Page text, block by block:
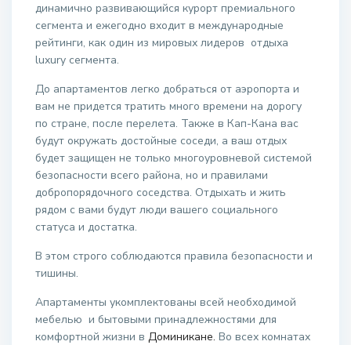
динамично развивающийся курорт премиального
сегмента и ежегодно входит в международные
рейтинги, как один из мировых лидеров отдыха
luxury сегмента.
До апартаментов легко добраться от аэропорта и
вам не придется тратить много времени на дорогу
по стране, после перелета. Также в Кап-Кана вас
будут окружать достойные соседи, а ваш отдых
будет защищен не только многоуровневой системой
безопасности всего района, но и правилами
добропорядочного соседства. Отдыхать и жить
рядом с вами будут люди вашего социального
статуса и достатка.
В этом строго соблюдаются правила безопасности и
тишины.
Апартаменты укомплектованы всей необходимой
мебелью и бытовыми принадлежностями для
комфортной жизни в Доминикане. Во всех комнатах